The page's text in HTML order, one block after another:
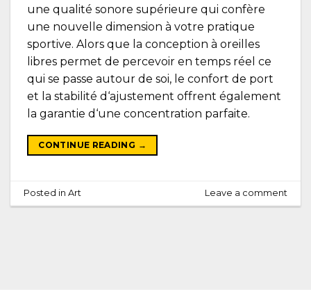
une qualité sonore supérieure qui confère
une nouvelle dimension à votre pratique
sportive. Alors que la conception à oreilles
libres permet de percevoir en temps réel ce
qui se passe autour de soi, le confort de port
et la stabilité d‘ajustement offrent également
la garantie d‘une concentration parfaite.
CONTINUE READING →
Posted inArt Leave a comment